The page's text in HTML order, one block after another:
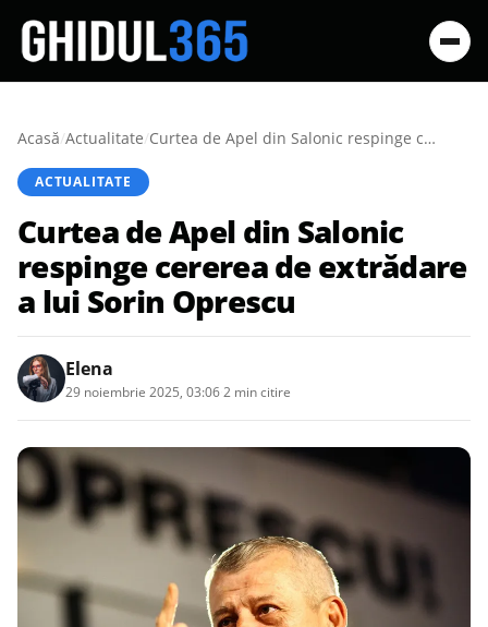
Acasă/Actualitate/ Curtea de Apel din Salonic respinge cererea de extrădare a lui Sorin Oprescu
ACTUALITATE
Curtea de Apel din Salonic
respinge cererea de extrădare
a lui Sorin Oprescu
Elena
29 noiembrie 2025, 03:062 min citire